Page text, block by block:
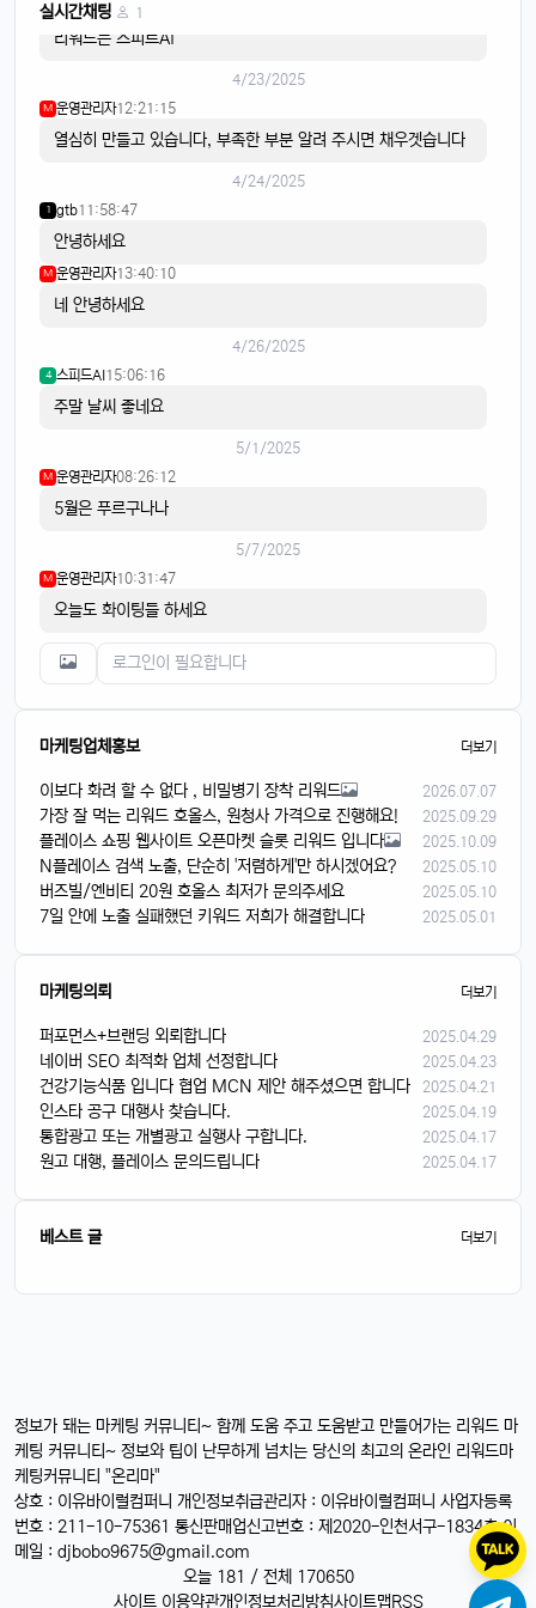
실시간채팅 1
4 스피드AI20:15:59
리워드는 스피트AI
4/23/2025
M 운영관리자12:21:15
열심히 만들고 있습니다, 부족한 부분 알려 주시면 채우겟습니다
4/24/2025
1 gtb11:58:47
안녕하세요
M 운영관리자13:40:10
네 안녕하세요
4/26/2025
4 스피드AI15:06:16
주말 날씨 좋네요
5/1/2025
M 운영관리자08:26:12
5월은 푸르구나나
5/7/2025
M 운영관리자10:31:47
오늘도 화이팅들 하세요
마케팅업체홍보 더보기
이보다 화려 할 수 없다 , 비밀병기 장착 리워드 2026.07.07
가장 잘 먹는 리워드 호올스, 원청사 가격으로 진행해요! 2025.09.29
플레이스 쇼핑 웹사이트 오픈마켓 슬롯 리워드 입니다 2025.10.09
N플레이스 검색 노출, 단순히 '저렴하게'만 하시겠어요? 2025.05.10
버즈빌/엔비티 20원 호올스 최저가 문의주세요 2025.05.10
7일 안에 노출 실패했던 키워드 저희가 해결합니다 2025.05.01
마케팅의뢰 더보기
퍼포먼스+브랜딩 외뢰합니다 2025.04.29
네이버 SEO 최적화 업체 선정합니다 2025.04.23
건강기능식품 입니다 협업 MCN 제안 해주셨으면 합니다 2025.04.21
인스타 공구 대행사 찾습니다. 2025.04.19
통합광고 또는 개별광고 실행사 구합니다. 2025.04.17
원고 대행, 플레이스 문의드립니다 2025.04.17
베스트 글 더보기
정보가 돼는 마케팅 커뮤니티~ 함께 도움 주고 도움받고 만들어가는 리워드 마
케팅 커뮤니티~ 정보와 팁이 난무하게 넘치는 당신의 최고의 온라인 리워드마
케팅커뮤니티 "온리마"
상호 : 이유바이럴컴퍼니 개인정보취급관리자 : 이유바이럴컴퍼니 사업자등록
번호 : 211-10-75361 통신판매업신고번호 : 제2020-인천서구-1834호 이
메일 : djbobo9675@gmail.com
오늘 181 / 전체 170650
사이트 이용약관개인정보처리방침사이트맵RSS